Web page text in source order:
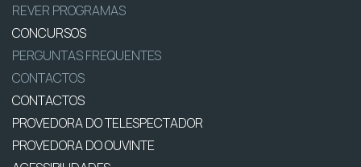
REVER PROGRAMAS
CONCURSOS
PERGUNTAS FREQUENTES
CONTACTOS
CONTACTOS
PROVEDORA DO TELESPECTADOR
PROVEDORA DO OUVINTE